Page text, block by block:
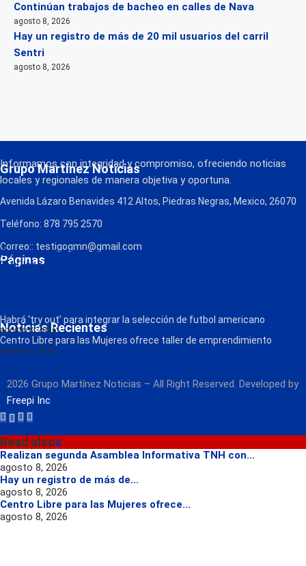
Continúan trabajos de bacheo en calles de Nava
agosto 8, 2026
Hay un registro de más de 20 mil usuarios del carril
Sentri
agosto 8, 2026
Grupo Martínez Noticias
Informamos con integridad y compromiso, ofreciendo noticias
locales y regionales de manera objetiva y oportuna.
Avenida Lázaro Benavides 412 Altos, Piedras Negras, Mexico, 26070
Teléfono: 878 795 2570
Correo:: testigogmn@gmail.com
Páginas
¡Descarga nuestra App!
FM Globo
Radio
Noticias Recientes
Habrá ‘try out’ para integrar la selección de futbol americano
agosto 8, 2026
Centro Libre para las Mujeres ofrece taller de emprendimiento
agosto 8, 2026
2026 Grupo Martínez Noticias – All Right Reserved. Developed by
Freepi Inc
Read alsox
Realizan segunda Asamblea Informativa TNH con...
agosto 8, 2026
Hay un registro de más de...
agosto 8, 2026
Centro Libre para las Mujeres ofrece...
agosto 8, 2026